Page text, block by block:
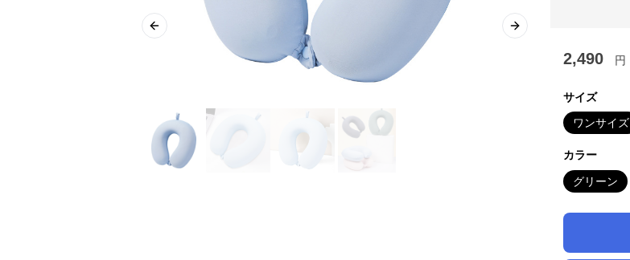
Previous slide Next slide
2,490 円
サイズ
ワンサイズ
カラー
グリーン